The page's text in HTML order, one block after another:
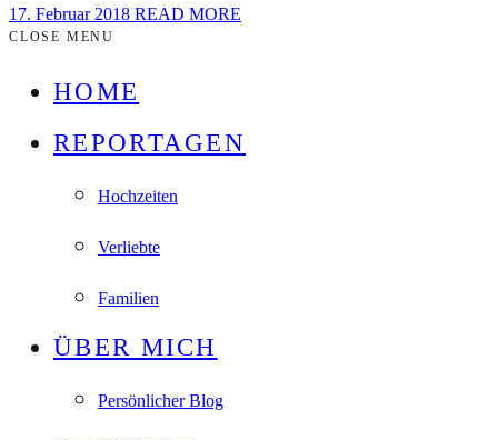
17. Februar 2018 READ MORE
CLOSE MENU
HOME
REPORTAGEN
Hochzeiten
Verliebte
Familien
ÜBER MICH
Persönlicher Blog